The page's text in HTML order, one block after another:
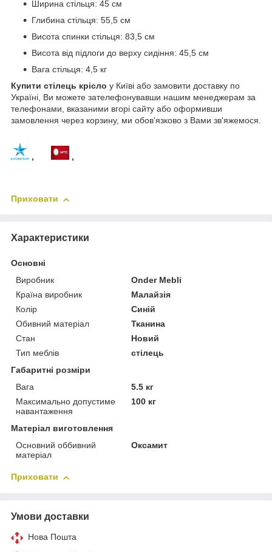
Ширина стільця: 45 см
Глибина стільця: 55,5 см
Висота спинки стільця: 83,5 см
Висота від підлоги до верху сидіння: 45,5 см
Вага стільця: 4,5 кг
Купити стілець крісло у Київі або замовити доставку по
Україні, Ви можете зателефонувавши нашим менеджерам за
телефонами, вказаними вгорі сайту або оформивши
замовлення через корзину, ми обов'язково з Вами зв'яжемося.
, ,
Приховати
Характеристики
Основні
Виробник
Onder Mebli
Країна виробник
Малайзія
Колір
Синій
Обивний матеріал
Тканина
Стан
Новий
Тип меблів
стілець
Габаритні розміри
Вага
5.5 кг
Максимально допустиме
навантаження
100 кг
Матеріал виготовлення
Основний оббивний
матеріал
Оксамит
Приховати
Умови доставки
Нова Пошта